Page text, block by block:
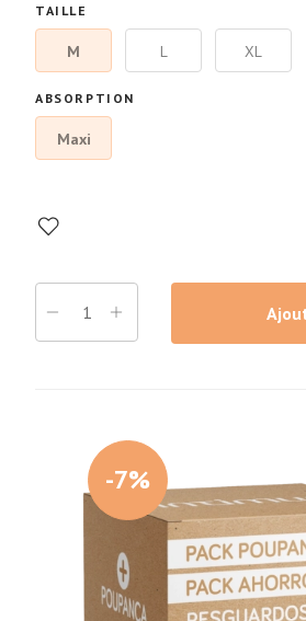
TAILLE
M L XL
ABSORPTION
Maxi
-7%